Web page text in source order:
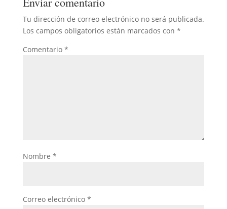
Tu dirección de correo electrónico no será publicada.
Los campos obligatorios están marcados con *
Comentario *
Nombre *
Correo electrónico *